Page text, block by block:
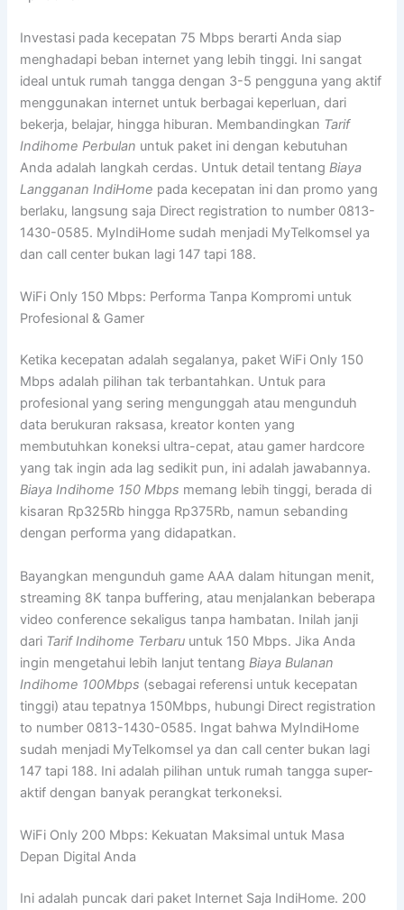
Investasi pada kecepatan 75 Mbps berarti Anda siap
menghadapi beban internet yang lebih tinggi. Ini sangat
ideal untuk rumah tangga dengan 3-5 pengguna yang aktif
menggunakan internet untuk berbagai keperluan, dari
bekerja, belajar, hingga hiburan. Membandingkan Tarif
Indihome Perbulan untuk paket ini dengan kebutuhan
Anda adalah langkah cerdas. Untuk detail tentangBiaya
Langganan IndiHome pada kecepatan ini dan promo yang
berlaku, langsung saja Direct registration to number 0813-
1430-0585. MyIndiHome sudah menjadi MyTelkomsel ya
dan call center bukan lagi 147 tapi 188.
WiFi Only 150 Mbps: Performa Tanpa Kompromi untuk
Profesional & Gamer
Ketika kecepatan adalah segalanya, paket WiFi Only 150
Mbps adalah pilihan tak terbantahkan. Untuk para
profesional yang sering mengunggah atau mengunduh
data berukuran raksasa, kreator konten yang
membutuhkan koneksi ultra-cepat, atau gamer hardcore
yang tak ingin ada lag sedikit pun, ini adalah jawabannya.
Biaya Indihome 150 Mbps memang lebih tinggi, berada di
kisaran Rp325Rb hingga Rp375Rb, namun sebanding
dengan performa yang didapatkan.
Bayangkan mengunduh game AAA dalam hitungan menit,
streaming 8K tanpa buffering, atau menjalankan beberapa
video conference sekaligus tanpa hambatan. Inilah janji
dari Tarif Indihome Terbaru untuk 150 Mbps. Jika Anda
ingin mengetahui lebih lanjut tentang Biaya Bulanan
Indihome 100Mbps (sebagai referensi untuk kecepatan
tinggi) atau tepatnya 150Mbps, hubungi Direct registration
to number 0813-1430-0585. Ingat bahwa MyIndiHome
sudah menjadi MyTelkomsel ya dan call center bukan lagi
147 tapi 188. Ini adalah pilihan untuk rumah tangga super-
aktif dengan banyak perangkat terkoneksi.
WiFi Only 200 Mbps: Kekuatan Maksimal untuk Masa
Depan Digital Anda
Ini adalah puncak dari paket Internet Saja IndiHome. 200